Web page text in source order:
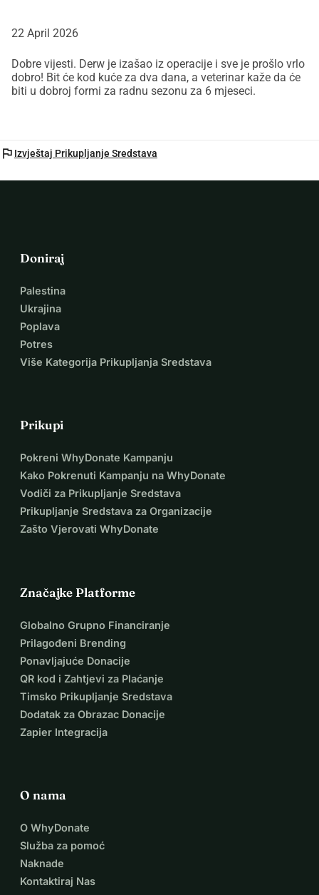
22 April 2026
Dobre vijesti. Derw je izašao iz operacije i sve je prošlo vrlo
dobro! Bit će kod kuće za dva dana, a veterinar kaže da će
biti u dobroj formi za radnu sezonu za 6 mjeseci.
flag Izvještaj Prikupljanje Sredstava
Doniraj
Palestina
Ukrajina
Poplava
Potres
Više Kategorija Prikupljanja Sredstava
Prikupi
Pokreni WhyDonate Kampanju
Kako Pokrenuti Kampanju na WhyDonate
Vodiči za Prikupljanje Sredstava
Prikupljanje Sredstava za Organizacije
Zašto Vjerovati WhyDonate
Značajke Platforme
Globalno Grupno Financiranje
Prilagođeni Brending
Ponavljajuće Donacije
QR kod i Zahtjevi za Plaćanje
Timsko Prikupljanje Sredstava
Dodatak za Obrazac Donacije
Zapier Integracija
O nama
O WhyDonate
Služba za pomoć
Naknade
Kontaktiraj Nas